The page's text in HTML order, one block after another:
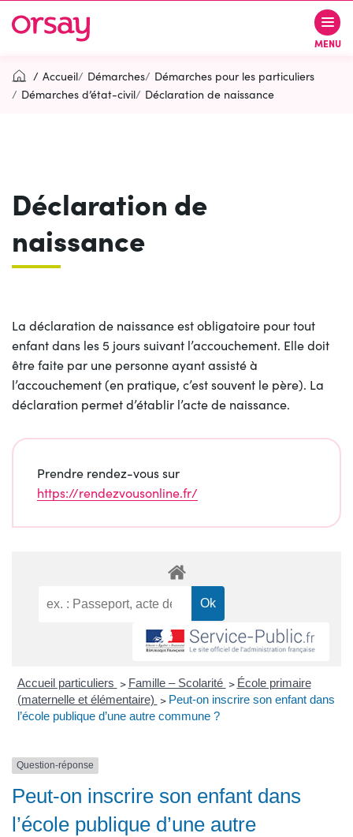
navigation
au
au
page
Ville d’Orsay MENU
Contactez-nous Accessibilité
Accueil Démarches
Démarches pour les particuliers
Démarches d’état-civil
Déclaration de naissance
Déclaration de
naissance
La déclaration de naissance est obligatoire pour tout
enfant dans les 5 jours suivant l’accouchement. Elle doit
être faite par une personne ayant assisté à
l’accouchement (en pratique, c’est souvent le père). La
déclaration permet d’établir l’acte de naissance.
Prendre rendez-vous sur
https://rendezvousonline.fr/
Accueil particuliers > Famille – Scolarité > École primaire
(maternelle et élémentaire) > Peut-on inscrire son enfant dans
l’école publique d’une autre commune ?
Question-réponse
Peut-on inscrire son enfant dans
l’école publique d’une autre